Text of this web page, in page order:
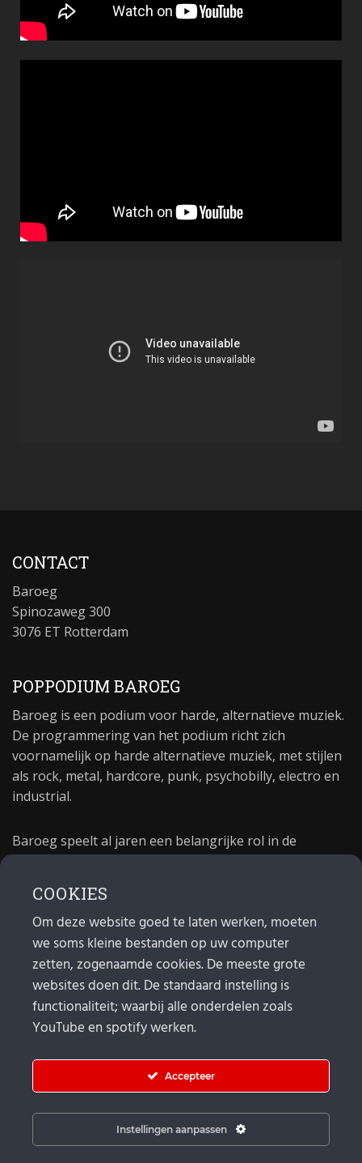
CONTACT
Baroeg
Spinozaweg 300
3076 ET Rotterdam
POPPODIUM BAROEG
Baroeg is een podium voor harde, alternatieve muziek.
De programmering van het podium richt zich
voornamelijk op harde alternatieve muziek, met stijlen
als rock, metal, hardcore, punk, psychobilly, electro en
industrial.
Baroeg speelt al jaren een belangrijke rol in de
culturele sector van Rotterdam. In 1981 begon Baroeg
poppodium 40 jaar.
MAIL
Algemeen: info@baroeg.nl
Bands & boeking: leon@baroeg.nl
Promotie & publiciteit: francis@baroeg.nl
COOKIES
Om deze website goed te laten werken, moeten
we soms kleine bestanden op uw computer
zetten, zogenaamde cookies. De meeste grote
websites doen dit. De standaard instelling is
functionaliteit; waarbij alle onderdelen zoals
YouTube en spotify werken.
Accepteer
Instellingen aanpassen